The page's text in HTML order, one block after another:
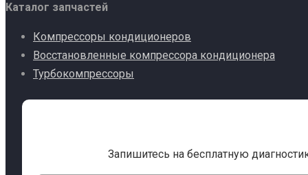
Каталог запчастей
Компрессоры кондиционеров
Восстановленные компрессора кондиционера
Турбокомпрессоры
Запишитесь на бесплатную